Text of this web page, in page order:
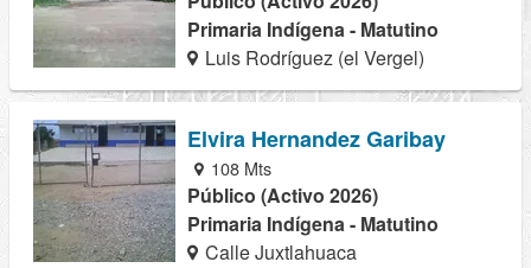
Primaria Indígena - Matutino
Luis Rodríguez (el Vergel)
Elvira Hernandez Garibay
108 Mts
Público (Activo 2026)
Primaria Indígena - Matutino
Calle Juxtlahuaca